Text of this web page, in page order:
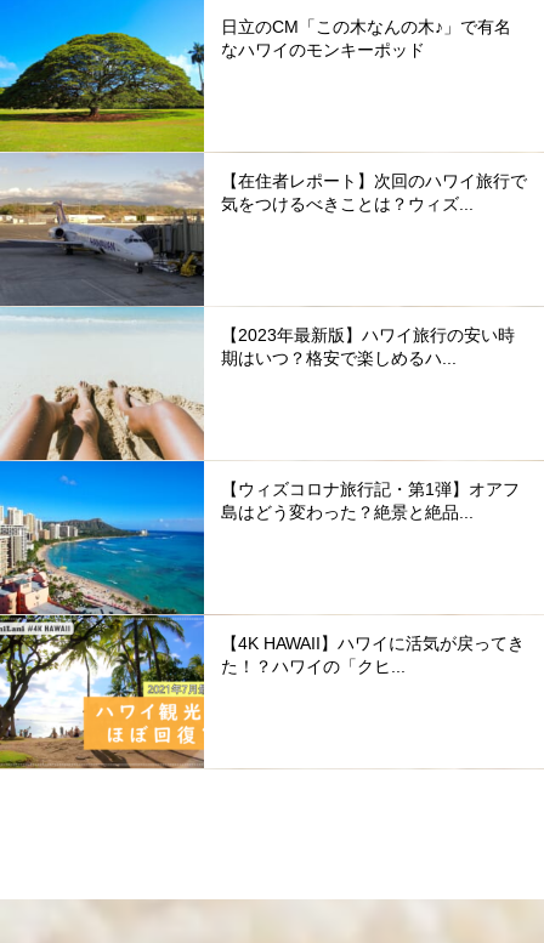
日立のCM「この木なんの木♪」で有名
なハワイのモンキーポッド
【在住者レポート】次回のハワイ旅行で
気をつけるべきことは？ウィズ...
【2023年最新版】ハワイ旅行の安い時
期はいつ？格安で楽しめるハ...
【ウィズコロナ旅行記・第1弾】オアフ
島はどう変わった？絶景と絶品...
【4K HAWAII】ハワイに活気が戻ってき
た！？ハワイの「クヒ...